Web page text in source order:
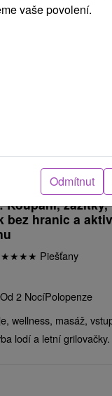
od2 096,70
/noc/
Koupání, zážitky,
bez hranic a
★★★★ Piešťany
Od 2 NocíPolopenze
wellness, masáž,
lodí a letní grilovačky.
vaše povolení.
Odmítnut